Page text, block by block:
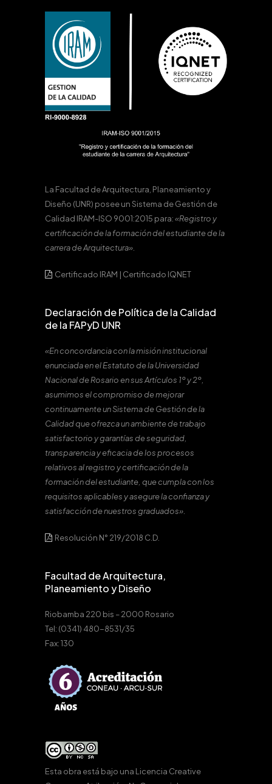
La Facultad de Arquitectura, Planeamiento y
Diseño (UNR) posee un Sistema de Gestión de
Calidad IRAM-ISO 9001:2015 para:«Registro y
certificación de la formación del estudiante de la
carrera de Arquitectura».
Certificado IRAM | Certificado IQNET
Declaración de Política de la Calidad
de la FAPyD UNR
«En concordancia con la misión institucional
enunciada en el Estatuto de la Universidad
Nacional de Rosario en sus Artículos 1º y 2º,
asumimos el compromiso de mejorar
continuamente un Sistema de Gestión de la
Calidad que ofrezca un ambiente de trabajo
satisfactorio y garantías de seguridad,
transparencia y eficacia de los procesos
relativos al registro y certificación de la
formación del estudiante, que cumpla con los
requisitos aplicables y asegure la confianza y
satisfacción de nuestros graduados».
Resolución N° 219/2018 C.D.
Facultad de Arquitectura,
Planeamiento y Diseño
Riobamba 220 bis – 2000 Rosario
Tel: (0341) 480-8531/35
Fax: 130
Esta obra está bajo una Licencia Creative